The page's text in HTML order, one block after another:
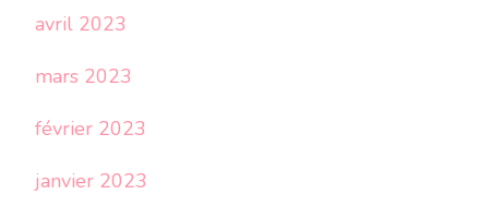
avril 2023
mars 2023
février 2023
janvier 2023